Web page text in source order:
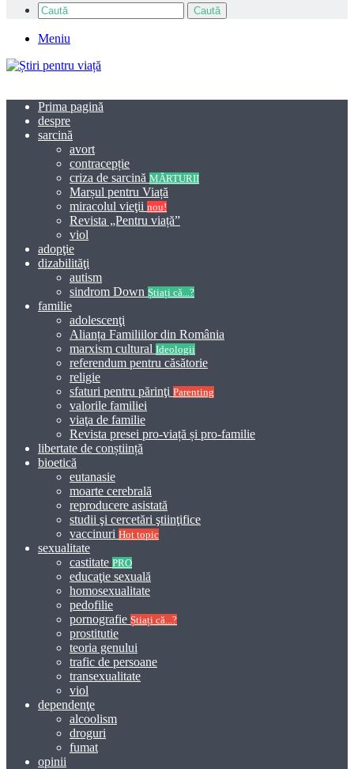
Caută
Meniu
Prima pagină
despre
sarcină
avort
contracepție
criza de sarcină MĂRTURII
Marșul pentru Viață
miracolul vieţii nou!
Revista „Pentru viață”
viol
adopţie
dizabilităţi
autism
sindrom Down Știați că...?
familie
adolescenţi
Alianța Familiilor din România
marxism cultural Ideologii
referendum pentru căsătorie
religie
sfaturi pentru părinţi Parenting
valorile familiei
viaţa de familie
Revista presei pro-viață și pro-familie
libertate de conștiință
bioetică
eutanasie
moarte cerebrală
reproducere asistată
studii şi cercetări ştiinţifice
vaccinuri Hot topic
sexualitate
castitate PRO
educaţie sexuală
homosexualitate
pedofilie
pornografie Știați că...?
prostitutie
teoria genului
trafic de persoane
transexualitate
viol
dependenţe
alcoolism
droguri
fumat
opinii